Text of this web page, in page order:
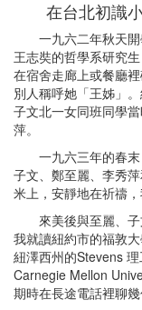
在台北初識小
一九六二年秋天開
王志奘的哲學系研究
在宿舍走廊上或餐廳
別人稱呼她「王姊」
子文北一女同班同學
萍。
一九六三年的春末
子文、鄭至麗、李秀
米上，安靜地在祈禱
來美後與至麗、子
我就讀紐約市的福敦
紐澤西州的Stevens
Carnegie Mellon
期時在長途電話裡聊幾